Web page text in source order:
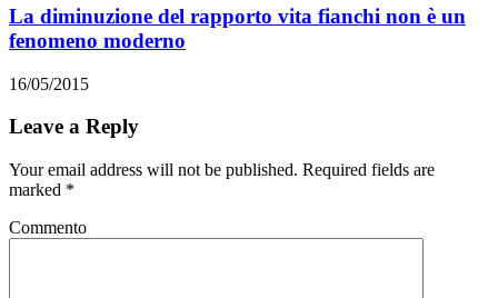
La diminuzione del rapporto vita fianchi non è un
fenomeno moderno
16/05/2015
Leave a Reply
Your email address will not be published. Required fields are
marked *
Commento